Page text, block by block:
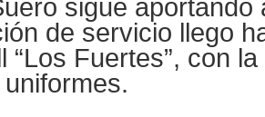
sigue aportando
de servicio llego
“Los Fuertes”, con